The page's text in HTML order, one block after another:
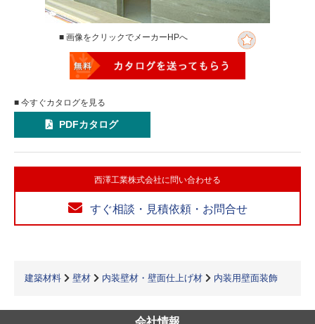
■ 画像をクリックでメーカーHPへ
■ 今すぐカタログを見る
PDFカタログ
西澤工業株式会社に問い合わせる
すぐ相談・見積依頼・お問合せ
建築材料 壁材 内装壁材・壁面仕上げ材 内装用壁面装飾
会社情報